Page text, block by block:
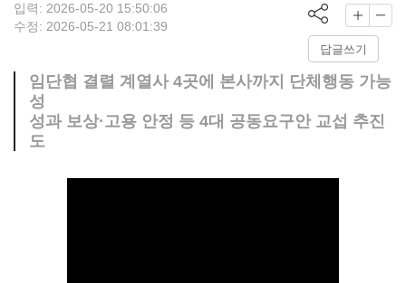
입력: 2026-05-20 15:50:06
수정: 2026-05-21 08:01:39
답글쓰기
임단협 결렬 계열사 4곳에 본사까지 단체행동 가능
성
성과 보상·고용 안정 등 4대 공동요구안 교섭 추진
도